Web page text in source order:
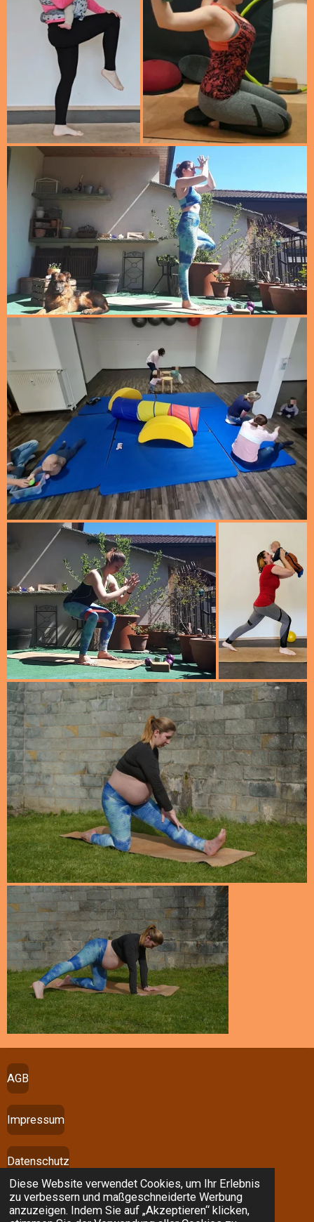
Diese Website verwendet Cookies, um Ihr Erlebnis
zu verbessern und maßgeschneiderte Werbung
anzuzeigen. Indem Sie auf „Akzeptieren“ klicken,
AGB
Impressum
Datenschutz
© 2026 TherapieBisTraining
Mit Unterstützung von Webador